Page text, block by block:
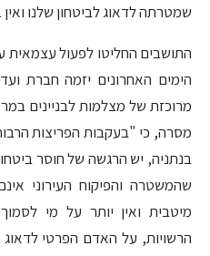
שמטרתה לדאוג לביטחון שלנו ואין
התושבים החליטו לפעול עצמאית
הימים האחרונים יזמה חברת
מרוכזת של מצלמות לבניינים
מסרה, כי "בעקבות הפריצות
בנתניה, יש הרגשה של חוסר
שהמשטרה והפיקוח העירוני
מיטבית ואין יותר על מי
הרשויות, על האדם הפרטי